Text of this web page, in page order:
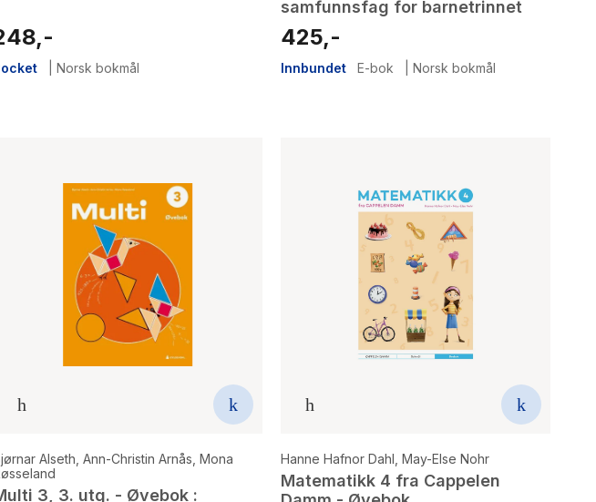
Norsk bokmål
samfunnsfag for barnetrinnet
425,-
Innbundet E-bok Norsk bokmål
Alseth Ann-Christin Arnås Mona
3, 3. utg. - Øvebok :
Hanne Hafnor Dahl May-Else Nohr
Matematikk 4 fra Cappelen